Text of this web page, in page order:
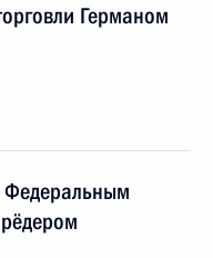
Германом
Федеральным